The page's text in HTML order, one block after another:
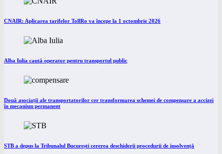
CNAIR: Aplicarea tarifelor TollRo va începe la 1 octombrie 2026
Alba Iulia caută operator pentru transportul public
Două asociații ale transportatorilor cer transformarea schemei de compensare a accizei
în mecanism permanent
STB a depus la Tribunalul București cererea deschiderii procedurii de insolvență